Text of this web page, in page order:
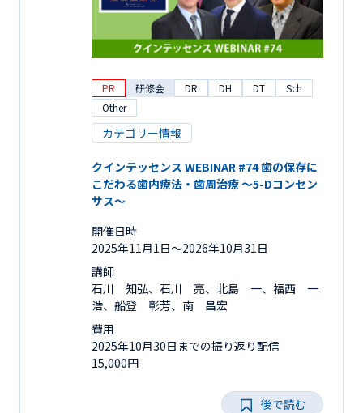
PR 研修会 DR DH DT
Sch
Other
カテゴリー情報
クインテッセンス WEBINAR #74 歯の保存に
こだわる歯内療法・歯周治療 ～5-Dコンセン
サス～
開催日時
2025年11月1日〜2026年10月31日
講師
石川 知弘、石川 亮、北島 一、福西 一
浩、船登 彰芳、南 昌宏
費用
2025年10月30日までの振り返り配信
15,000円
後で読む